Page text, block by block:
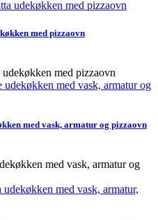
med pizzaovn
med pizzaovn
med vask, armatur og pizzaovn
med vask, armatur og